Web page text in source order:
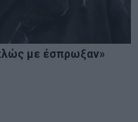
με έσπρωξαν»